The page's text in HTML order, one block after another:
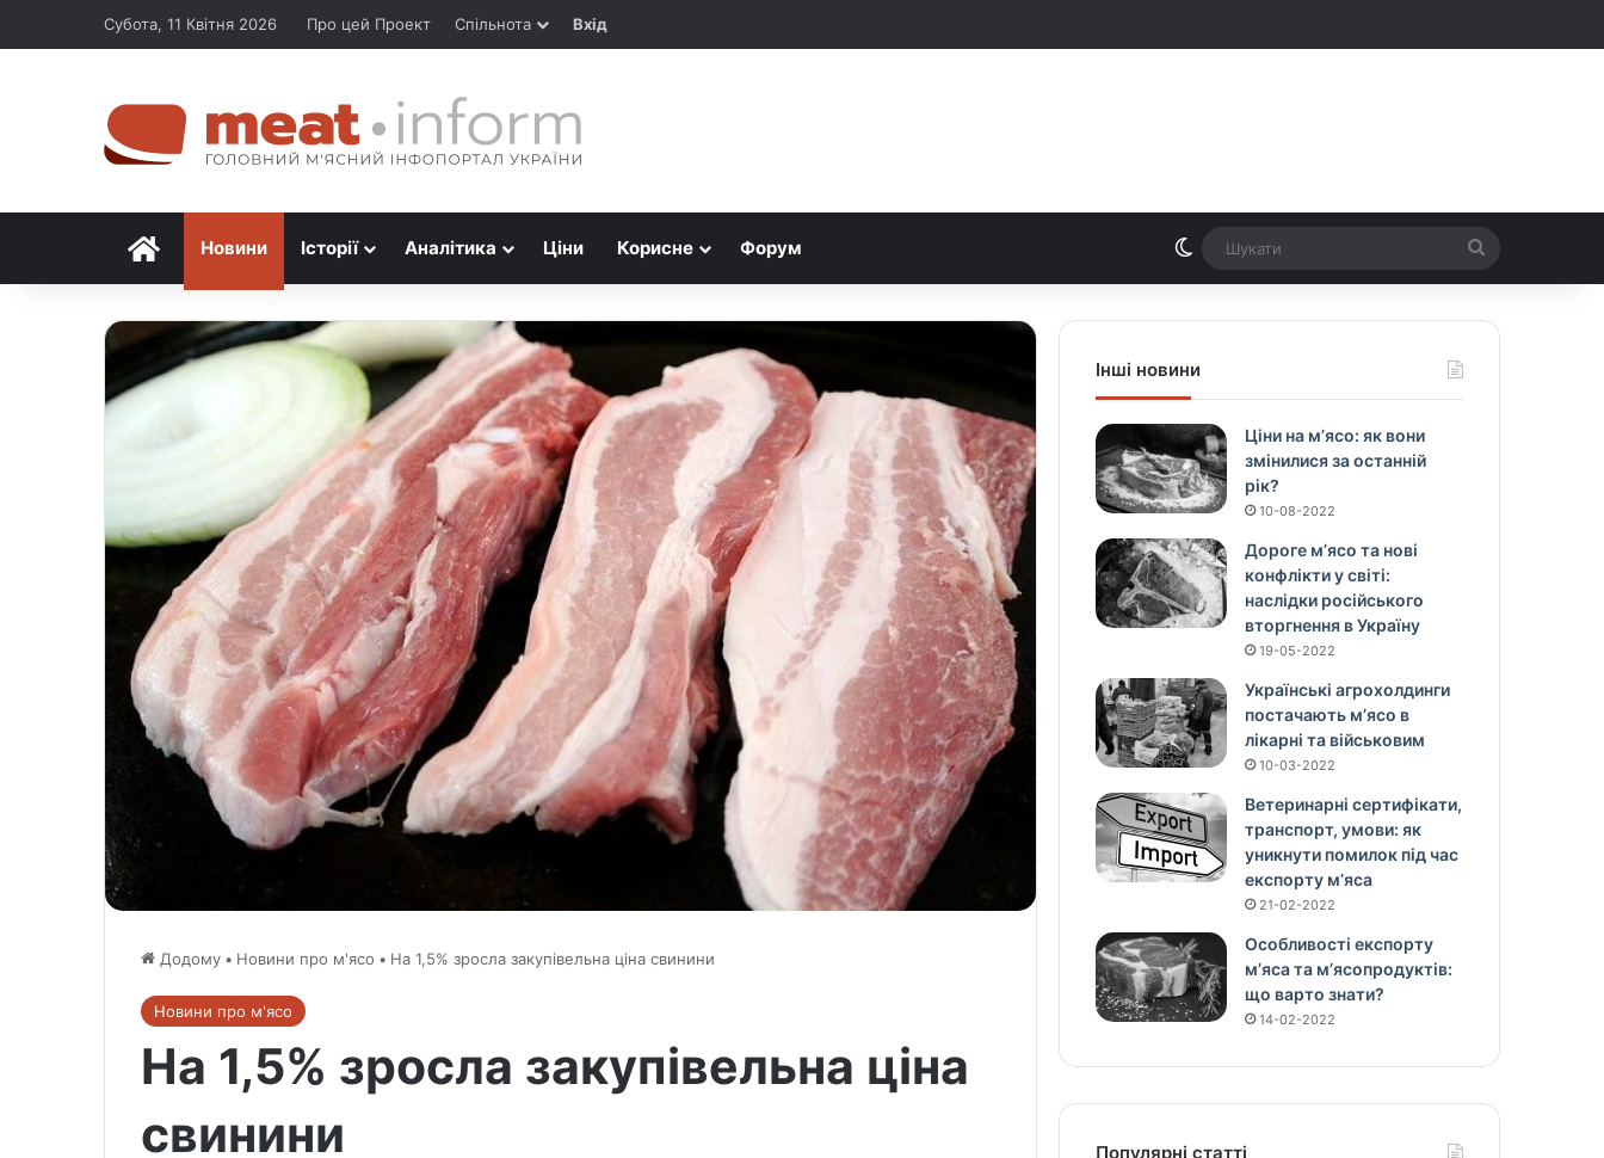
Субота, 11 Квітня 2026 Про цей Проект Спільнота Вхід
ГоловнаНовини Історії Аналітика Ціни Корисне Форум Switch skin
Додому • Новини про м'ясо • На 1,5% зросла закупівельна ціна свинини
Новини про м'ясо
На 1,5% зросла закупівельна ціна
свинини
Інші новини
Ціни на м’ясо: як вони
змінилися за останній
рік?
10-08-2022
Дороге м’ясо та нові
конфлікти у світі:
наслідки російського
вторгнення в Україну
19-05-2022
Українські агрохолдинги
постачають м’ясо в
лікарні та військовим
10-03-2022
Ветеринарні сертифікати,
транспорт, умови: як
уникнути помилок під час
експорту м’яса
21-02-2022
Особливості експорту
м’яса та м’ясопродуктів:
що варто знати?
14-02-2022
Популярні статті